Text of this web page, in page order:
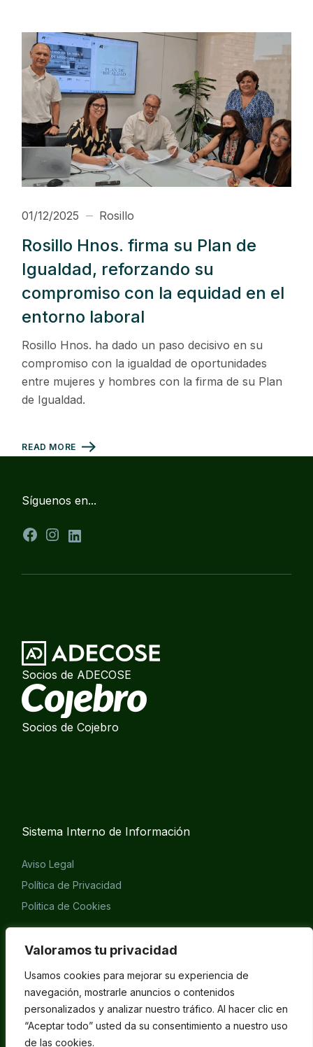
Valoramos tu privacidad
Usamos cookies para mejorar su experiencia de
navegación, mostrarle anuncios o contenidos
personalizados y analizar nuestro tráfico. Al hacer clic en
“Aceptar todo” usted da su consentimiento a nuestro uso
de las cookies.
01/12/2025 Rosillo
Rosillo Hnos. firma su Plan de
Igualdad, reforzando su
compromiso con la equidad en el
entorno laboral
Rosillo Hnos. ha dado un paso decisivo en su
compromiso con la igualdad de oportunidades
entre mujeres y hombres con la firma de su Plan
de Igualdad.
READ MORE
Síguenos en...
Facebook
Instagram
LinkedIn
Socios de ADECOSE
Socios de Cojebro
Sistema Interno de Información
Aviso Legal
Política de Privacidad
Politica de Cookies